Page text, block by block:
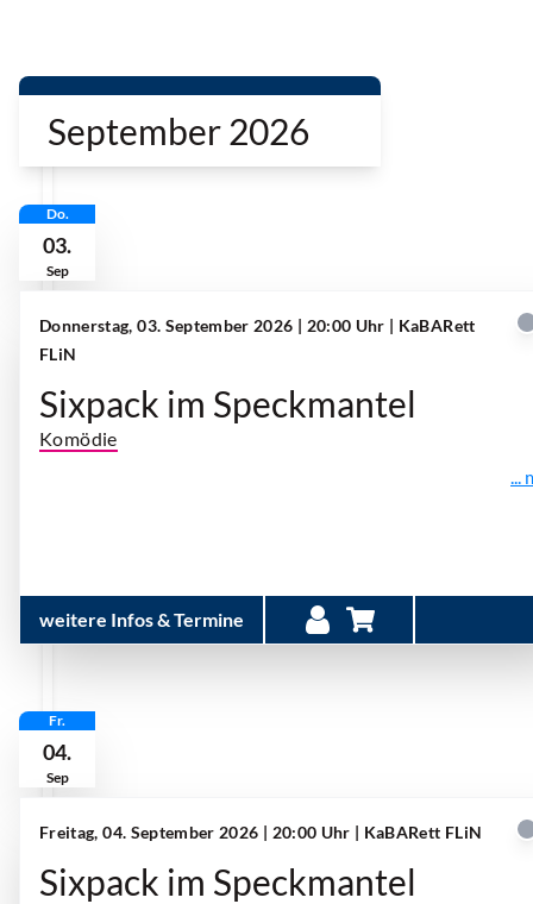
September 2026
Do.
03.
Sep
Donnerstag, 03. September 2026 | 20:00 Uhr | KaBARett
FLiN
Sixpack im Speckmantel
Komödie
...
weitere Infos & Termine
Fr.
04.
Sep
Freitag, 04. September 2026 | 20:00 Uhr | KaBARett FLiN
Sixpack im Speckmantel